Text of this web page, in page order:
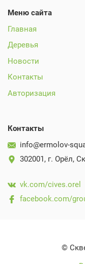
Меню сайта
Главная
Деревья
Новости
Контакты
Авторизация
Контакты
info@ermolov-
302001, г. Орёл,
vk.com/cives.orel
facebook.com/
©